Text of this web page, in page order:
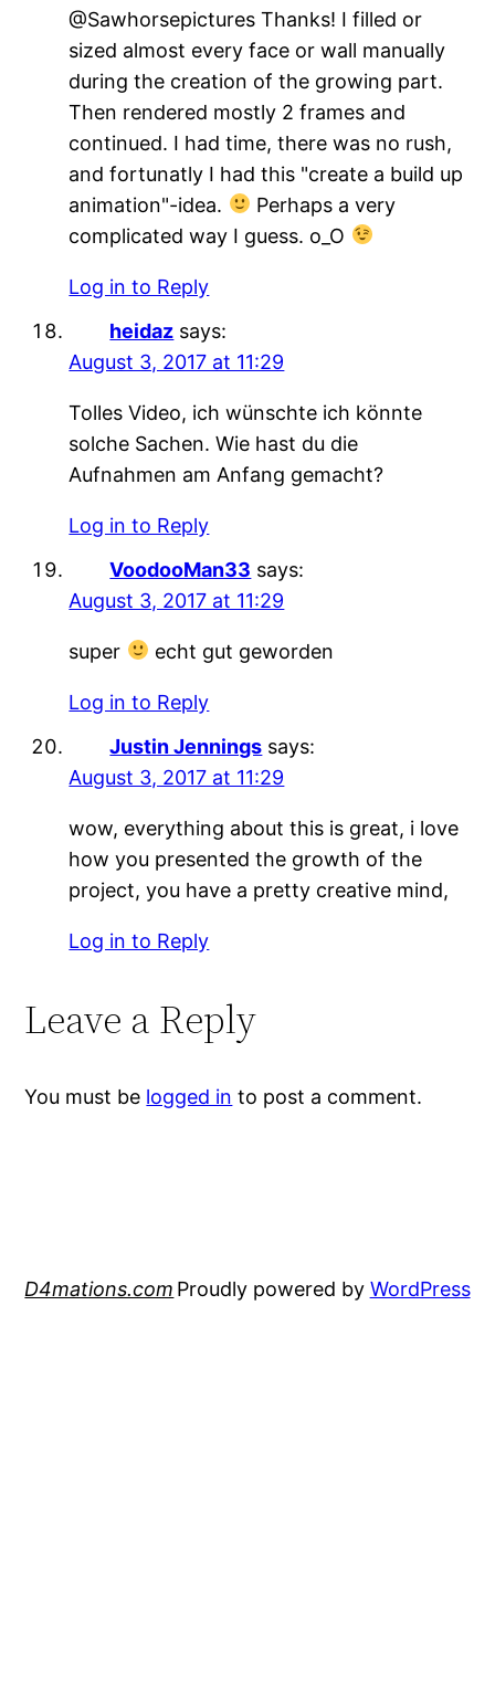
@Sawhorsepictures Thanks! I filled or
sized almost every face or wall manually
during the creation of the growing part.
Then rendered mostly 2 frames and
continued. I had time, there was no rush,
and fortunatly I had this "create a build up
animation"-idea.
Perhaps a very
complicated way I guess. o_O
Log in to Reply
heidaz says:
August 3, 2017 at 11:29
Tolles Video, ich wünschte ich könnte
solche Sachen. Wie hast du die
Aufnahmen am Anfang gemacht?
Log in to Reply
VoodooMan33 says:
August 3, 2017 at 11:29
super echt gut geworden
Log in to Reply
Justin Jennings says:
August 3, 2017 at 11:29
wow, everything about this is great, i love
how you presented the growth of the
project, you have a pretty creative mind,
Log in to Reply
Leave a Reply
You must be logged in to post a comment.
D4mations.com Proudly powered by WordPress